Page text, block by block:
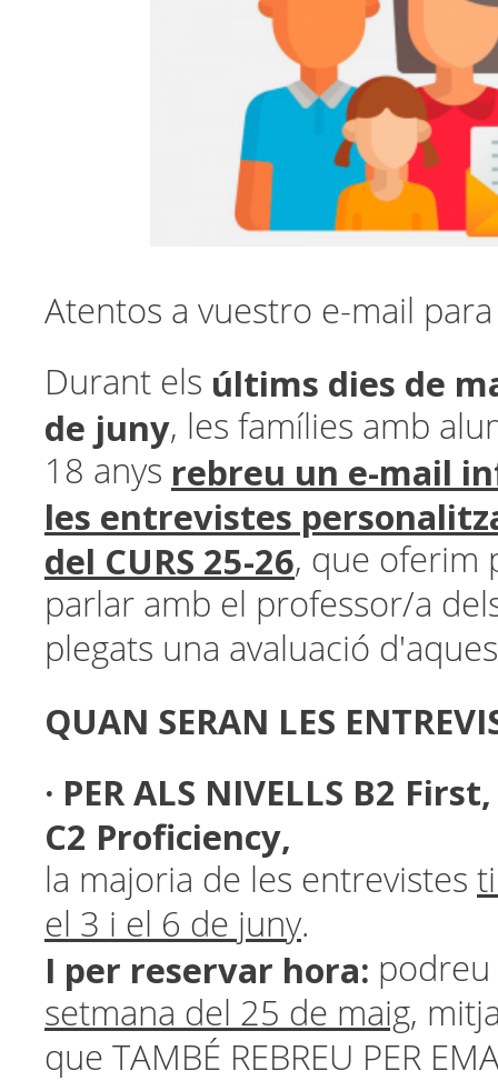
Atentos a vuestro e-mail
Durant els últims dies de
de juny, les famílies amb
18 anys rebreu un e-mail
les entrevistes
del CURS 25-26, que oferim
parlar amb el professor/a
plegats una avaluació
QUAN SERAN LES
· PER ALS NIVELLS B2
C2 Proficiency,
la majoria de les entrevistes
el 3 i el 6 de juny.
I per reservar hora:
setmana del 25 de maig,
que TAMBÉ REBREU PER